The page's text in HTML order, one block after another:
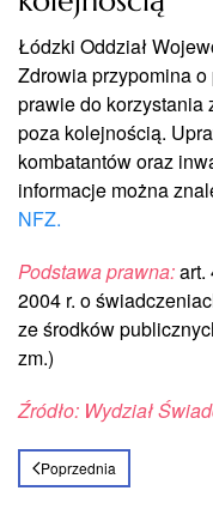
Łódzki Oddział
Zdrowia przypomina
prawie do korzystania
poza kolejnością.
kombatantów oraz
informacje można
NFZ.
Podstawa prawna:art.
2004 r. o
ze środków
zm.)
Źródło: Wydział
Poprzednia